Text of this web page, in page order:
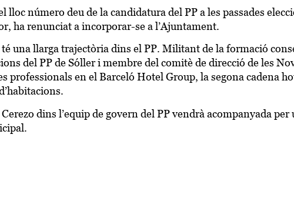
número deu de la candidatura del PP a les passades
ha renunciat a incorporar-se a l’Ajuntament.
té una llarga trajectòria dins el PP. Militant de la formació
del PP de Sóller i membre del comitè de direcció de les
professionals en el Barceló Hotel Group, la segona cadena
dins l’equip de govern del PP vendrà acompanyada